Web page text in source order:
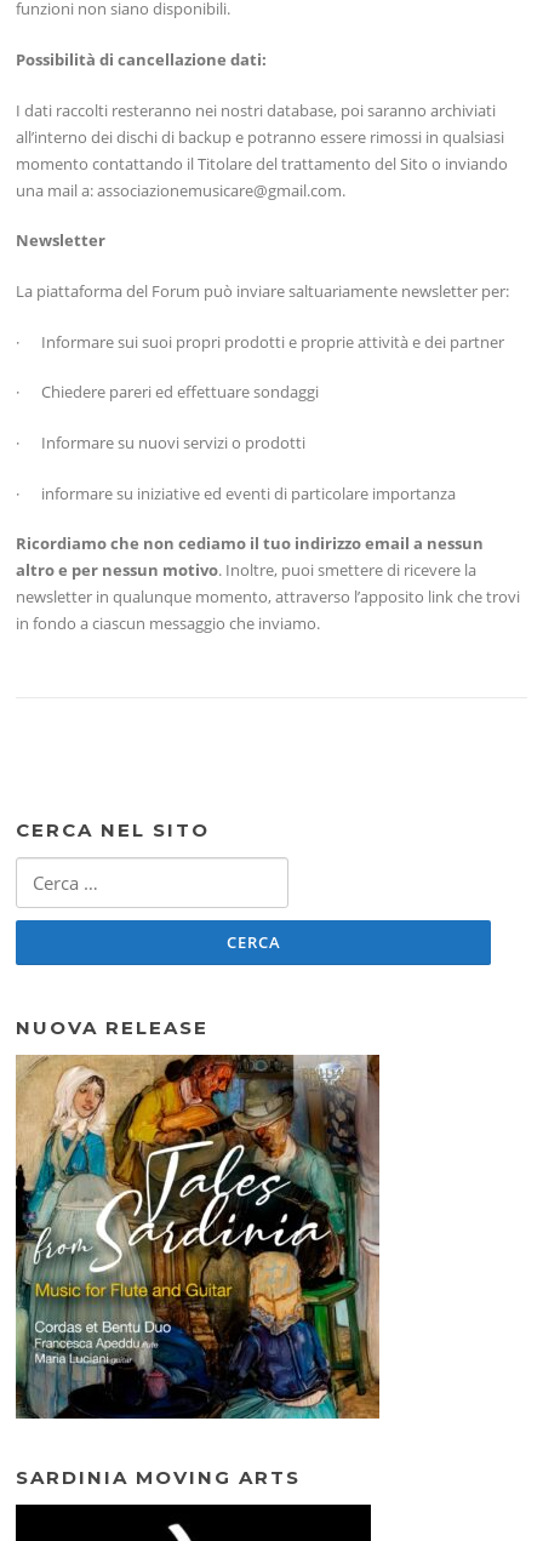
funzioni non siano disponibili.
Possibilità di cancellazione dati:
I dati raccolti resteranno nei nostri database, poi saranno archiviati
all’interno dei dischi di backup e potranno essere rimossi in qualsiasi
momento contattando il Titolare del trattamento del Sito o inviando
una mail a: associazionemusicare@gmail.com.
Newsletter
La piattaforma del Forum può inviare saltuariamente newsletter per:
· Informare sui suoi propri prodotti e proprie attività e dei partner
· Chiedere pareri ed effettuare sondaggi
· Informare su nuovi servizi o prodotti
· informare su iniziative ed eventi di particolare importanza
Ricordiamo che non cediamo il tuo indirizzo email a nessun
altro e per nessun motivo. Inoltre, puoi smettere di ricevere la
newsletter in qualunque momento, attraverso l’apposito link che trovi
in fondo a ciascun messaggio che inviamo.
CERCA NEL SITO
per:
NUOVA RELEASE
SARDINIA MOVING ARTS